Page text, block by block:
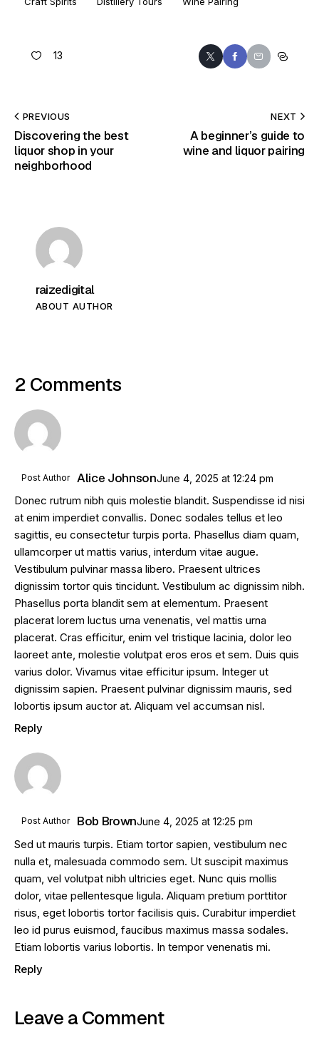
13
PREVIOUS
Discovering the best
liquor shop in your
neighborhood
NEXT
A beginner’s guide to
wine and liquor pairing
raizedigital
ABOUT AUTHOR
2 Comments
Post Author Alice JohnsonJune 4, 2025 at 12:24 pm
Donec rutrum nibh quis molestie blandit. Suspendisse id nisi
at enim imperdiet convallis. Donec sodales tellus et leo
sagittis, eu consectetur turpis porta. Phasellus diam quam,
ullamcorper ut mattis varius, interdum vitae augue.
Vestibulum pulvinar massa libero. Praesent ultrices
dignissim tortor quis tincidunt. Vestibulum ac dignissim nibh.
Phasellus porta blandit sem at elementum. Praesent
placerat lorem luctus urna venenatis, vel mattis urna
placerat. Cras efficitur, enim vel tristique lacinia, dolor leo
laoreet ante, molestie volutpat eros eros et sem. Duis quis
varius dolor. Vivamus vitae efficitur ipsum. Integer ut
dignissim sapien. Praesent pulvinar dignissim mauris, sed
lobortis ipsum auctor at. Aliquam vel accumsan nisl.
Reply
Post Author Bob BrownJune 4, 2025 at 12:25 pm
Sed ut mauris turpis. Etiam tortor sapien, vestibulum nec
nulla et, malesuada commodo sem. Ut suscipit maximus
quam, vel volutpat nibh ultricies eget. Nunc quis mollis
dolor, vitae pellentesque ligula. Aliquam pretium porttitor
risus, eget lobortis tortor facilisis quis. Curabitur imperdiet
leo id purus euismod, faucibus maximus massa sodales.
Etiam lobortis varius lobortis. In tempor venenatis mi.
Reply
Leave a Comment